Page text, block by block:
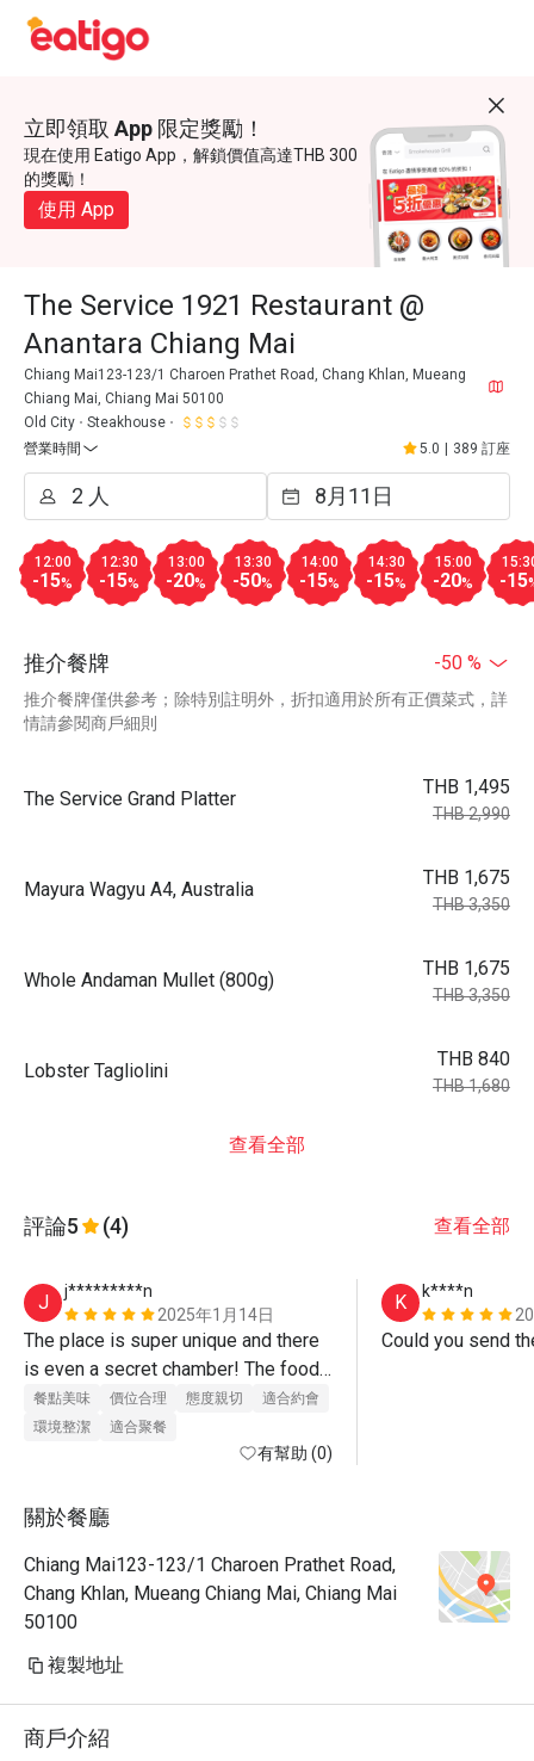
立即領取 App 限定獎勵！
現在使用 Eatigo App，解鎖價值高達THB 300
的獎勵！
使用 App
The Service 1921 Restaurant @
Anantara Chiang Mai
Chiang Mai123-123/1 Charoen Prathet Road, Chang Khlan, Mueang
Chiang Mai, Chiang Mai 50100
Old City
Steakhouse
營業時間
5.0 389 訂座
12:00
-15%
12:30
-15%
13:00
-20%
13:30
-50%
14:00
-15%
14:30
-15%
15:00
-20% -15
推介餐牌 -50 %
推介餐牌僅供參考；除特別註明外，折扣適用於所有正價菜式，詳
情請參閱商戶細則
The Service Grand Platter
THB 1,495
THB 2,990
Mayura Wagyu A4, Australia
THB 1,675
THB 3,350
Whole Andaman Mullet (800g)
THB 1,675
THB 3,350
Lobster Tagliolini
THB 840
THB 1,680
查看全部
評論5 (4) 查看全部
J
j*********n
2025年1月14日
The place is super unique and there
is even a secret chamber! The food
is awesome and the service is top
notch too. Love the fact that you can
choose your own knife from the
餐點美味 價位合理 態度親切
適合約會
環境整潔
適合聚餐
有幫助 (0)
K
k****n
Could you send
關於餐廳
Chiang Mai123-123/1 Charoen Prathet Road,
Chang Khlan, Mueang Chiang Mai, Chiang Mai
50100
複製地址
商戶介紹